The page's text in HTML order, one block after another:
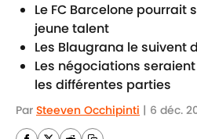
Le FC Barcelone pourrait
jeune talent
Les Blaugrana le suivent
Les négociations
les différentes parties
Par Steeven Occhipinti | 6 déc.